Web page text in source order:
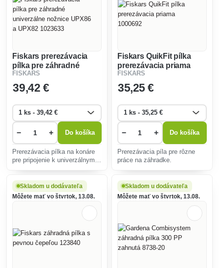
Fiskars prerezávacia
pílka pre záhradné
univerzálne nožnice
UPX86 a UPX82
1023633
FISKARS
39,42 €
− + Do košíka
Prerezávacia pílka na konáre
pre pripojenie k univerzálnym
Fiskars QuikFit pílka
prerezávacia priama
1000692
FISKARS
35,25 €
− + Do košíka
Prerezávacia píla pre rôzne
práce na záhradke.
Skladom u dodávateľa
Môžete mať vo štvrtok, 13.08.
Skladom u dodávateľa
Môžete mať vo štvrtok, 13.08.